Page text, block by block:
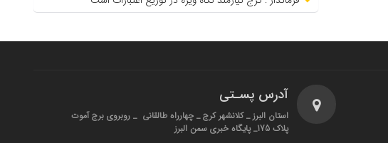
آدرس پسـتی
استان البرز _ کلانشهر کرج _ چهارراه طالقانی _ روبروی برج آموت
پلاک 175_ پایگاه خبری سمن البرز